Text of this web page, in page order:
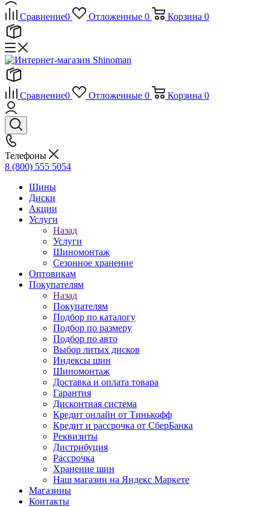
Сравнение0 Отложенные 0 Корзина 0
Сравнение0 Отложенные 0 Корзина 0
Телефоны
8 (800) 555 5054
Шины
Диски
Акции
Услуги
Назад
Услуги
Шиномонтаж
Сезонное хранение
Оптовикам
Покупателям
Назад
Покупателям
Подбор по каталогу
Подбор по размеру
Подбор по авто
Выбор литых дисков
Индексы шин
Шиномонтаж
Доставка и оплата товара
Гарантия
Дисконтная система
Кредит онлайн от Тинькофф
Кредит и рассрочка от СберБанка
Реквизиты
Дистрибуция
Рассрочка
Хранение шин
Наш магазин на Яндекс Маркете
Магазины
Контакты